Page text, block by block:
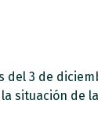
del 3 de
situación de